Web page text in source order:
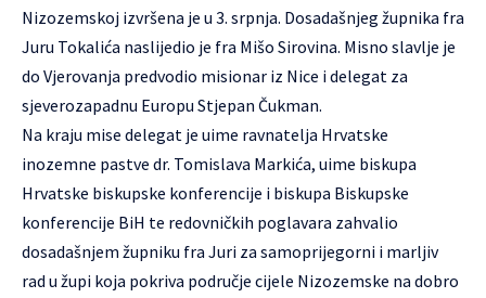
Nizozemskoj izvršena je u 3. srpnja. Dosadašnjeg župnika fra
Juru Tokalića naslijedio je fra Mišo Sirovina. Misno slavlje je
do Vjerovanja predvodio misionar iz Nice i delegat za
sjeverozapadnu Europu Stjepan Čukman.
Na kraju mise delegat je uime ravnatelja Hrvatske
inozemne pastve dr. Tomislava Markića, uime biskupa
Hrvatske biskupske konferencije i biskupa Biskupske
konferencije BiH te redovničkih poglavara zahvalio
dosadašnjem župniku fra Juri za samoprijegorni i marljiv
rad u župi koja pokriva područje cijele Nizozemske na dobro